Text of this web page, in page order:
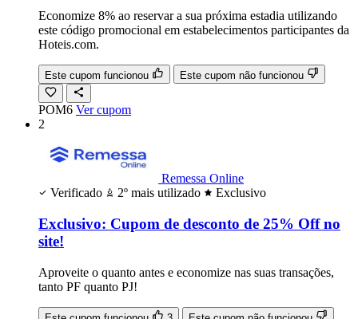
Economize 8% ao reservar a sua próxima estadia utilizando
este código promocional em estabelecimentos participantes da
Hoteis.com.
Este cupom funcionou Este cupom não funcionou
POM6 Ver cupom
2
Remessa Online
Verificado
2º mais utilizado Exclusivo
Exclusivo: Cupom de desconto de 25% Off no
site!
Aproveite o quanto antes e economize nas suas transações,
tanto PF quanto PJ!